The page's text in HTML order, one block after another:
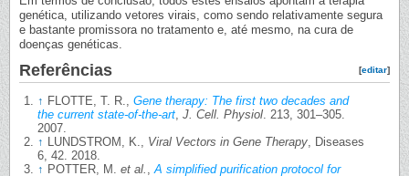
genética, utilizando vetores virais, como sendo relativamente segura
e bastante promissora no tratamento e, até mesmo, na cura de
doenças genéticas.
[editar]
Referências
↑ FLOTTE, T. R., Gene therapy: The first two decades and
the current state-of-the-art J. Cell. Physiol . 213, 301–305.
2007.
↑
LUNDSTROM, K., Viral Vectors in Gene Therapy , Diseases
6, 42. 2018.
↑ POTTER, M. et al.
A simplified purification protocol for